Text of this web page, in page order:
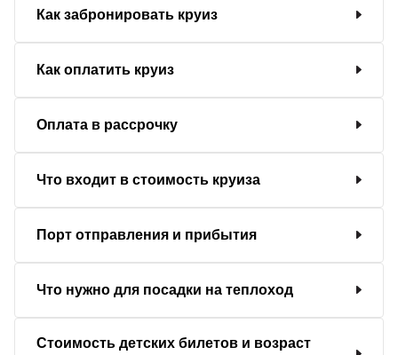
Как забронировать круиз
Как оплатить круиз
Оплата в рассрочку
Что входит в стоимость круиза
Порт отправления и прибытия
Что нужно для посадки на теплоход
Стоимость детских билетов и возраст